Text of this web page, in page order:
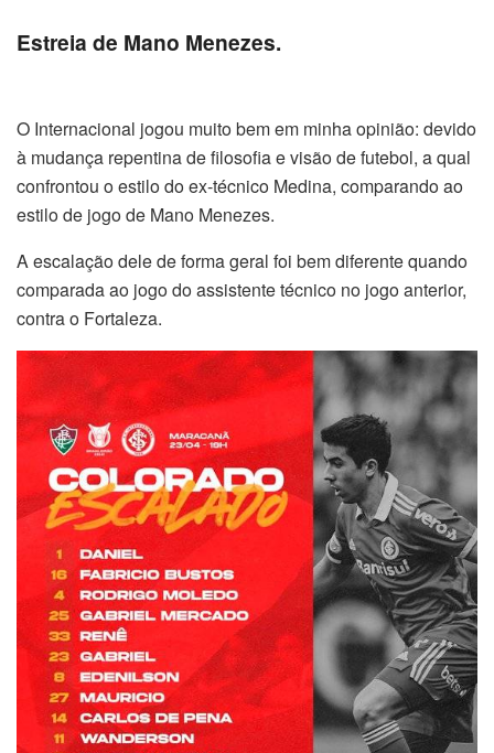
Estreia de Mano Menezes.
O Internacional jogou muito bem em minha opinião: devido
à mudança repentina de filosofia e visão de futebol, a qual
confrontou o estilo do ex-técnico Medina, comparando ao
estilo de jogo de Mano Menezes.
A escalação dele de forma geral foi bem diferente quando
comparada ao jogo do assistente técnico no jogo anterior,
contra o Fortaleza.